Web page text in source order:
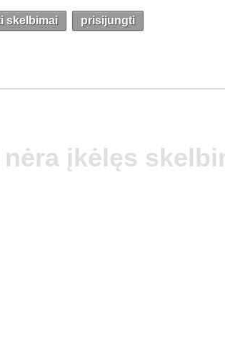
skelbimai prisijungti
įkėlęs